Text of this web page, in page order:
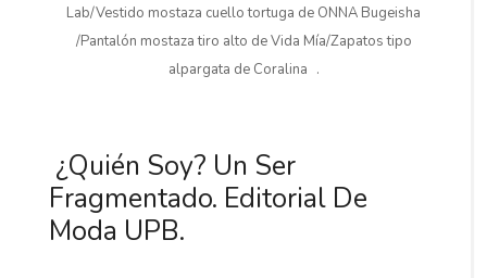
Lab/Vestido mostaza cuello tortuga de ONNA Bugeisha
/Pantalón mostaza tiro alto de Vida Mía/Zapatos tipo
alpargata de Coralina .
¿Quién Soy? Un Ser
Fragmentado. Editorial De
Moda UPB.